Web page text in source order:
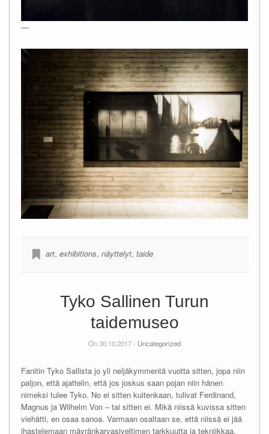
—
art, exhibitions, näyttelyt, taide
Tyko Sallinen Turun
taidemuseo
On 30.10.2017 - Uncategorized
Fanitin Tyko Sallista jo yli neljäkymmentä vuotta sitten, jopa niin
paljon, että ajattelin, että jos joskus saan pojan niin hänen
nimeksi tulee Tyko. No ei sitten kuitenkaan, tulivat Ferdinand,
Magnus ja Wilhelm Von – tai sitten ei. Mikä niissä kuvissa sitten
viehätti, en osaa sanoa. Varmaan osaltaan se, että niissä ei jää
ihastelemaan mäyränkarvasiveltimen tarkkuutta ja tekniikkaa,